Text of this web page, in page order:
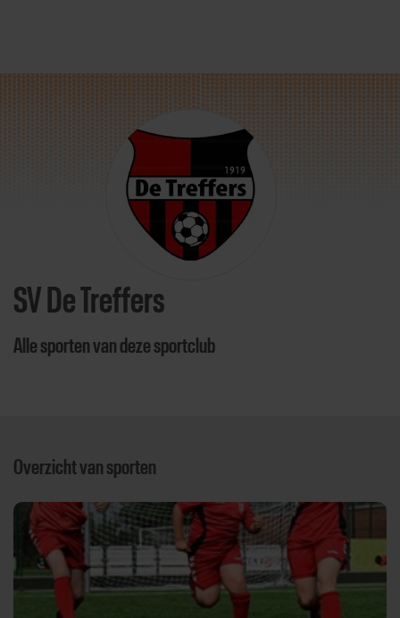
Direct door naar content
SV De Treffers
Alle sporten van deze sportclub
Overzicht van sporten